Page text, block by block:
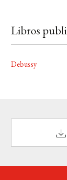
Libros
Debussy